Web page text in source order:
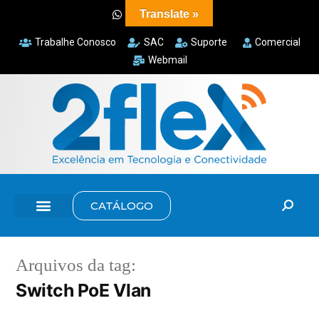
Trabalhe Conosco SAC Suporte
Comercial
Webmail
CATÁLOGO
Arquivos da tag:
Switch PoE Vlan
Translate »